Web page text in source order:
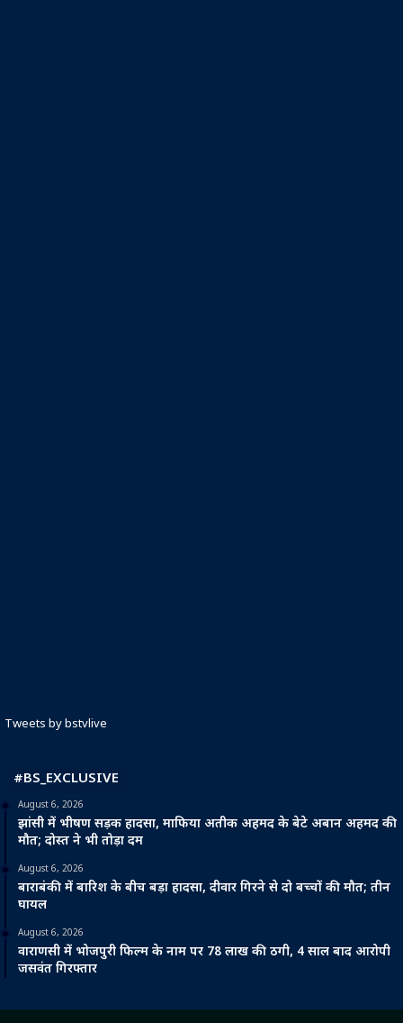
Tweets by bstvlive
#BS_EXCLUSIVE
August 6, 2026
झांसी में भीषण सड़क हादसा, माफिया अतीक अहमद के बेटे अबान अहमद की
मौत; दोस्त ने भी तोड़ा दम
August 6, 2026
बाराबंकी में बारिश के बीच बड़ा हादसा, दीवार गिरने से दो बच्चों की मौत; तीन
घायल
August 6, 2026
वाराणसी में भोजपुरी फिल्म के नाम पर 78 लाख की ठगी, 4 साल बाद आरोपी
जसवंत गिरफ्तार